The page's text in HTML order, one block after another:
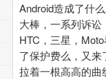
Android造成了什
大棒，一系列诉
HTC，三星，
了保护费么，又
拉着一根高高的曲